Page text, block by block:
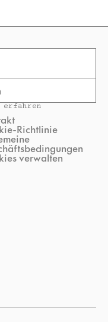
erfahren
Richtlinie
verwalten